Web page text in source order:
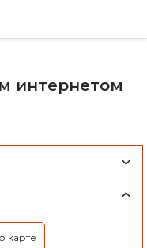
интернетом
карте